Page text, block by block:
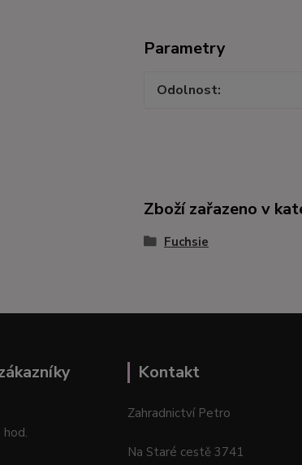
Parametry
Odolnost
Zboží zařazeno v
Fuchsie
Kontakt
Zahradnictví Petro
Na Staré cestě 3741